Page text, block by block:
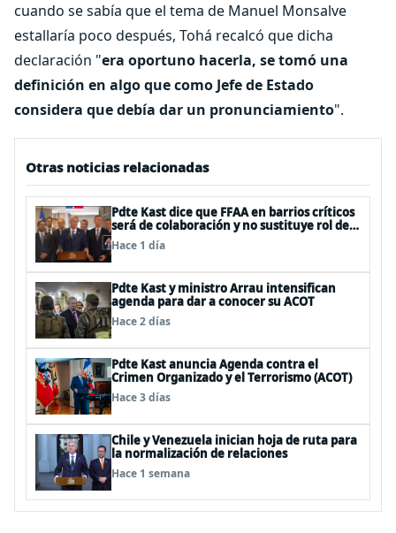
cuando se sabía que el tema de Manuel Monsalve
estallaría poco después, Tohá recalcó que dicha
declaración "era oportuno hacerla, se tomó una
definición en algo que como Jefe de Estado
considera que debía dar un pronunciamiento".
Otras noticias relacionadas
Pdte Kast dice que FFAA en barrios críticos
será de colaboración y no sustituye rol de
policías en control del orden público
Hace 1 día
Pdte Kast y ministro Arrau intensifican
agenda para dar a conocer su ACOT
Hace 2 días
Pdte Kast anuncia Agenda contra el
Crimen Organizado y el Terrorismo (ACOT)
Hace 3 días
Chile y Venezuela inician hoja de ruta para
la normalización de relaciones
Hace 1 semana